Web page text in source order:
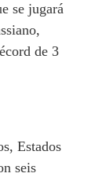
se jugará
de 3
Estados
seis